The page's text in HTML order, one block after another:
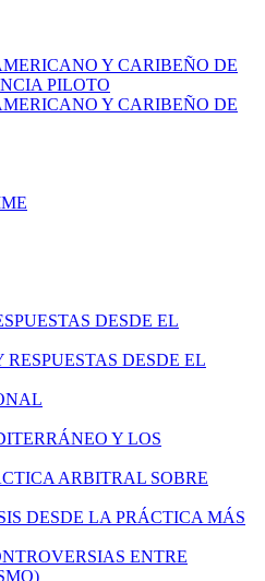
Y CARIBEÑO DE
PILOTO
Y CARIBEÑO DE
DESDE EL
DESDE EL
Y LOS
ARBITRAL SOBRE
DESDE LA PRÁCTICA MÁS
ENTRE